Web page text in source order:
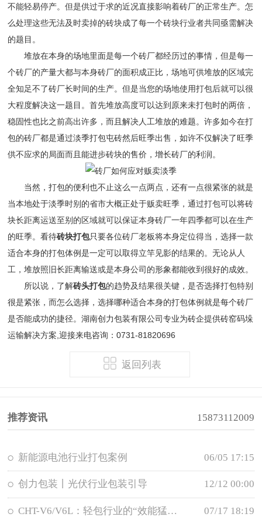
不能轻易停产。但是供过于求的近况直接影响着砖厂的正常生产。怎
么处理这些无法及时卖掉的砖块成了每一个砖块行业者共同亟需解决
的题目。
堆放在本身的场地里面是每一个砖厂都经历过的事情，但是每一
个砖厂的产量大都与本身砖厂的面积成正比，场地可供堆放的区域完
全知足不了砖厂长时间的生产。但是当您的场地使用打包后就可以很
大程度解决这一题目。首先堆放高度可以达到原来未打包时的两倍，
稳固性也比之前高出许多，而且解决人工堆放的难题。许多如今在打
包的砖厂都是通过淡季打包屯砖然后旺季出售，如许不仅解决了旺季
供不应求的局面而且能进步砖块的售价，增长砖厂的利润。
当然，打包的便利也不止这么一点两点，还有一点很紧张的就是
当本地处于淡季时别的省市大概正处于贩卖旺季，通过打包可以将砖
块长距离运送至别的区域就可以保证本身砖厂一年四季都可以在生产
的旺季。看待砖块打包只要各位砖厂老板将本身定位得当，选择一款
适合本身的打包体例是一定可以取得立竿见影的结果的。无论从人
工，堆放照旧长距离输送或是本身公司的形象都能收到很好的成效。
所以说，了解砖头打包的趋势及结果很关键，是否选择打包特别
很是紧张，而怎么选择，选择哪种适合本身的打包体例就是每个砖厂
是否能成功的捷径。湖南创力包装有限公司专业为砖企提供砖窑码垛
运输解决方案,迎接来电咨询：0731-81820696
返回列表
推荐资讯 15873112009
新能源电池行业打包案例 06/05 17:15
创力包装丨光伏行业包装引导 12/12 00:00
CHT-V6/V6L：轻包行业的“效能猛兽”，重新定义高性价比打包新标准！ 07/17 18:19